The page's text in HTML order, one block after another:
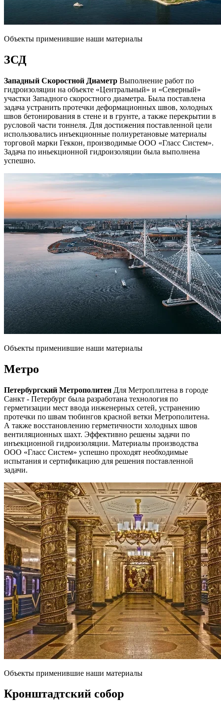
Объекты применившие наши материалы
ЗСД
Западный Скоростной Диаметр Выполнение работ по
гидроизоляции на объекте «Центральный» и «Северный»
участки Западного скоростного диаметра. Была поставлена
задача устранить протечки деформационных швов, холодных
швов бетонирования в стене и в грунте, а также перекрытии в
русловой части тоннеля. Для достижения поставленной цели
использовались инъекционные полиуретановые материалы
торговой марки Геккон, производимые ООО «Гласс Систем».
Задача по иньекционной гидроизоляции была выполнена
успешно.
Объекты применившие наши материалы
Метро
Петербургский Метрополитен Для Метроплитена в городе
Санкт - Петербург была разработана технология по
герметизации мест ввода инженерных сетей, устранению
протечки по швам тюбингов красной ветки Метрополитена.
А также восстановлению герметичности холодных швов
вентиляционных шахт. Эффективно решены задачи по
инъекционной гидроизоляции. Материалы производства
ООО «Гласс Систем» успешно проходят необходимые
испытания и сертификацию для решения поставленной
задачи.
Объекты применившие наши материалы
Кронштадтский собор